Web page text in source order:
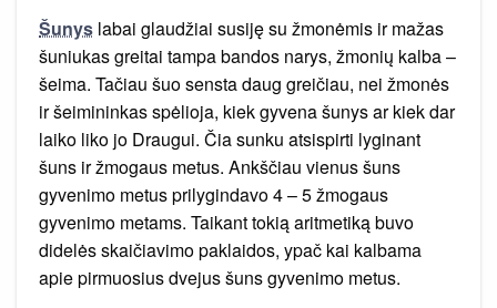
Šunys labai glaudžiai susiję su žmonėmis ir mažas
šuniukas greitai tampa bandos narys, žmonių kalba –
šeima. Tačiau šuo sensta daug greičiau, nei žmonės
ir šeimininkas spėlioja, kiek gyvena šunys ar kiek dar
laiko liko jo Draugui. Čia sunku atsispirti lyginant
šuns ir žmogaus metus. Ankščiau vienus šuns
gyvenimo metus prilygindavo 4 – 5 žmogaus
gyvenimo metams. Taikant tokią aritmetiką buvo
didelės skaičiavimo paklaidos, ypač kai kalbama
apie pirmuosius dvejus šuns gyvenimo metus.